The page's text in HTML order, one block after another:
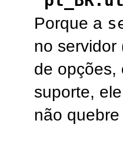
Porque a
no servidor
de opções,
suporte,
não